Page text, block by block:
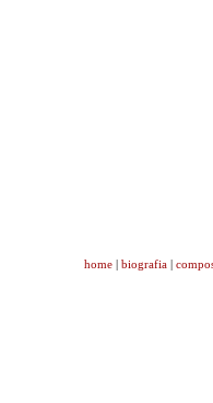
home | biografia |